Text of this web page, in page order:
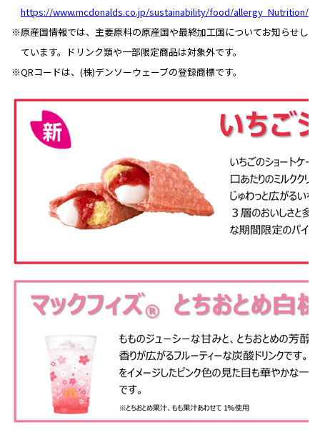
https://www.mcdonalds.co.jp/sustainability/food/allergy_Nutrition/
※原産国情報では、主要原料の原産国や最終加工国についてお知らせし
ています。ドリンク類や一部限定商品は対象外です。
※QRコードは、(株)デンソーウェーブの登録商標です。